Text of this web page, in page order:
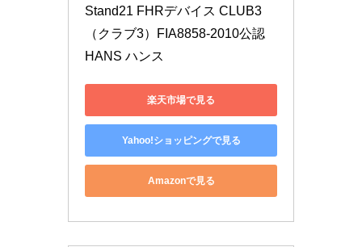
Stand21 FHRデバイス CLUB3
（クラブ3）FIA8858-2010公認
HANS ハンス
楽天市場で見る
Yahoo!ショッピングで見る
Amazonで見る